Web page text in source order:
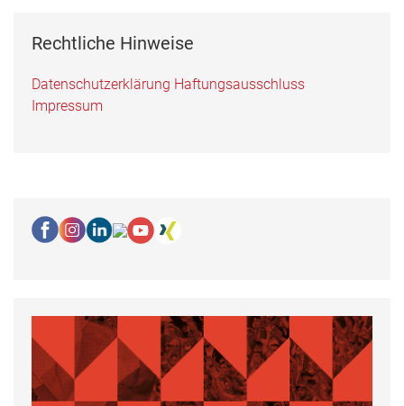
Rechtliche Hinweise
Datenschutzerklärung Haftungsausschluss
Impressum